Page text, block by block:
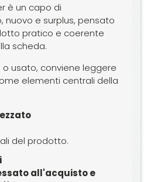
è un capo di
nuovo e surplus, pensato
pratico e coerente
scheda.
o usato, conviene leggere
elementi centrali della
del prodotto.
all'acquisto e